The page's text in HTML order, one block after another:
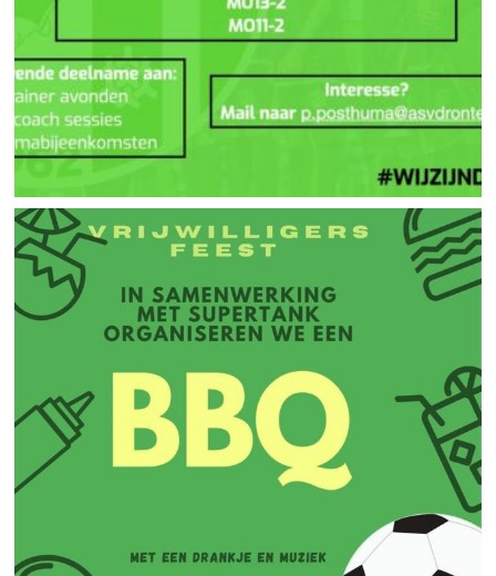
zonder de scheidsrechter geen wedstrijd!